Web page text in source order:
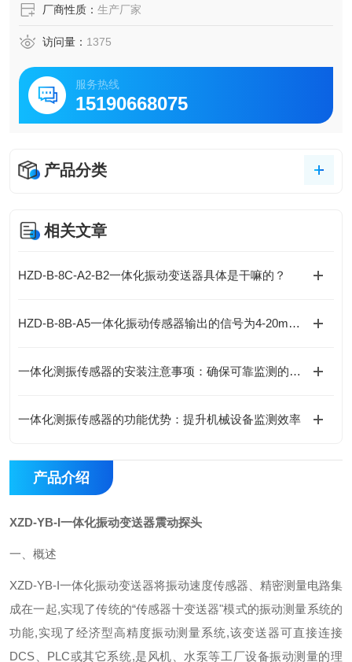
厂商性质： 生产厂家
访问量： 1375
服务热线
15190668075
产品分类
相关文章
HZD-B-8C-A2-B2一体化振动变送器具体是干嘛的？
HZD-B-8B-A5一体化振动传感器输出的信号为4-20mA电流信号
一体化测振传感器的安装注意事项：确保可靠监测的关键
一体化测振传感器的功能优势：提升机械设备监测效率
产品介绍
XZD-YB-I一体化振动变送器震动探头
一、概述
XZD-YB-I一体化振动变送器将振动速度传感器、精密测量电路集
成在一起,实现了传统的“传感器十变送器"模式的振动测量系统的
功能,实现了经济型高精度振动测量系统,该变送器可直接连接
DCS
PLC或其它系统,是风机、水泵等工厂设备振动测量的理